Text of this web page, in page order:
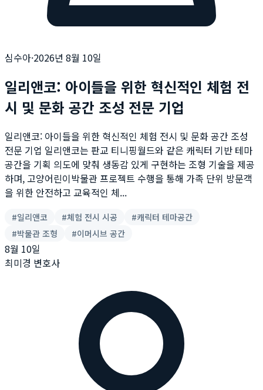
심수아·2026년 8월 10일
일리앤코: 아이들을 위한 혁신적인 체험 전
시 및 문화 공간 조성 전문 기업
일리앤코: 아이들을 위한 혁신적인 체험 전시 및 문화 공간 조성
전문 기업 일리앤코는 판교 티니핑월드와 같은 캐릭터 기반 테마
공간을 기획 의도에 맞춰 생동감 있게 구현하는 조형 기술을 제공
하며, 고양어린이박물관 프로젝트 수행을 통해 가족 단위 방문객
을 위한 안전하고 교육적인 체...
#일리앤코 #체험 전시 시공 #캐릭터 테마공간
#박물관 조형 #이머시브 공간
8월 10일
최미경 변호사